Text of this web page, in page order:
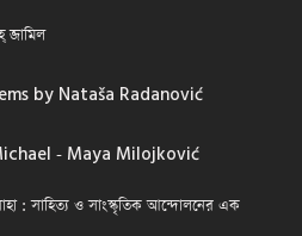
জামিল
by Nataša Radanović
- Maya Milojković
: সাহিত্য ও সাংস্কৃতিক আন্দোলনের এক